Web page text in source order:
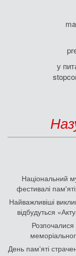
у
Національний
фестивалі
Найважливіші
відбудуться
Розпочалися
День памʼяті